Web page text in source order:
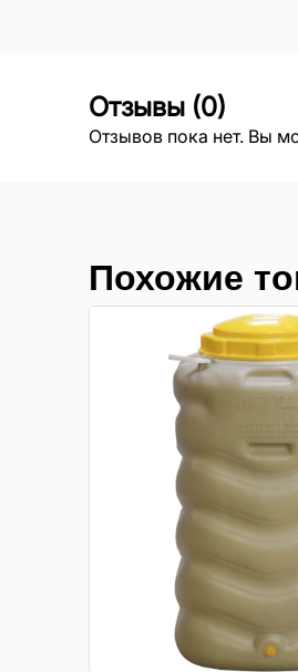
Отзывы (0)
Отзывов пока нет. Вы
Похожие